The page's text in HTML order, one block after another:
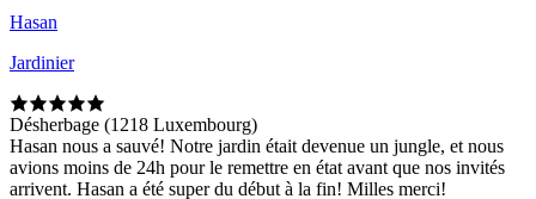
Hasan
Jardinier
Désherbage (1218 Luxembourg)
Hasan nous a sauvé! Notre jardin était devenue un jungle, et nous
avions moins de 24h pour le remettre en état avant que nos invités
arrivent. Hasan a été super du début à la fin! Milles merci!